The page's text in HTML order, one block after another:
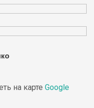
на карте Google